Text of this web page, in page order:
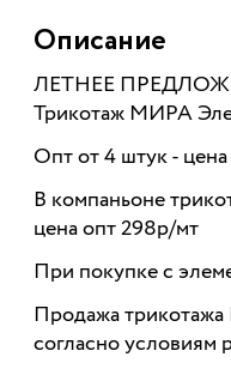
Описание
ЛЕТНЕЕ
Трикотаж МИРА
Опт от 4 штук -
В компаньоне
цена опт 298р/мт
При покупке с
Продажа
согласно условиям